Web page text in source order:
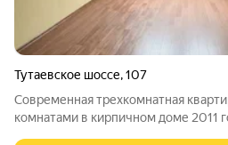
Тутаевское шоссе,107
Современная трехкомнатная
комнатами в кирпичном доме 2011